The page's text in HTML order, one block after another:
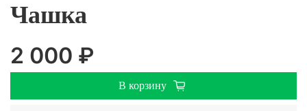
Чашка
2 000 ₽
В корзину